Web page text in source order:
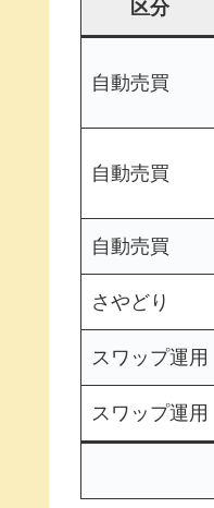
区分
自動売買
自動売買
自動売買
さやどり
スワップ運用
スワップ運用